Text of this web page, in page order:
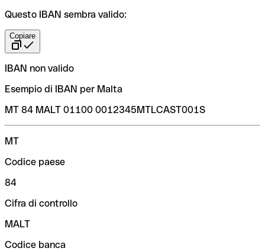
Questo IBAN sembra valido:
Copiare
IBAN non valido
Esempio di IBAN per Malta
MT 84 MALT 01100 0012345MTLCAST001S
MT
Codice paese
84
Cifra di controllo
MALT
Codice banca